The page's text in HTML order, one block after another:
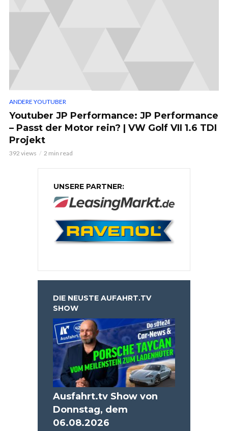
ANDERE YOUTUBER
Youtuber JP Performance: JP Performance
– Passt der Motor rein? | VW Golf VII 1.6 TDI
Projekt
392 views 2 min read
UNSERE PARTNER:
DIE NEUSTE AUFAHRT.TV
SHOW
Ausfahrt.tv Show von
Donnstag, dem
06.08.2026